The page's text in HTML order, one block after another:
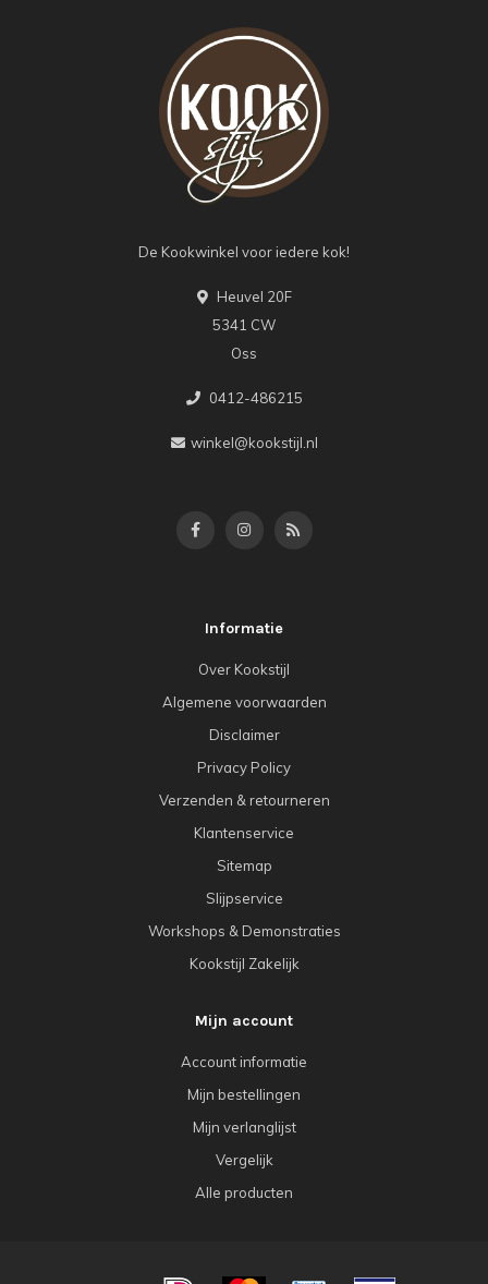
De Kookwinkel voor iedere kok!
Heuvel 20F
5341 CW
Oss
0412-486215
winkel@kookstijl.nl
Informatie
Over Kookstijl
Algemene voorwaarden
Disclaimer
Privacy Policy
Verzenden & retourneren
Klantenservice
Sitemap
Slijpservice
Workshops & Demonstraties
Kookstijl Zakelijk
Mijn account
Account informatie
Mijn bestellingen
Mijn verlanglijst
Vergelijk
Alle producten